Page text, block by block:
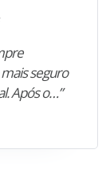
seguro
Após o…”